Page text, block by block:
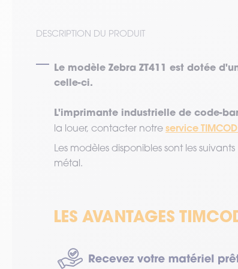
DESCRIPTION DU PRODUIT
Le modèle Zebra ZT411 est dotée
celle-ci.
L'imprimante industrielle de code-
la louer, contacter notre service
Les modèles disponibles sont les suivants :
métal.